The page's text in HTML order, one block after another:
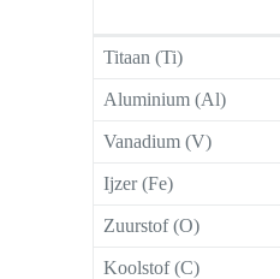
Titaan (Ti)
Aluminium (Al)
Vanadium (V)
Ijzer (Fe)
Zuurstof (O)
Koolstof (C)